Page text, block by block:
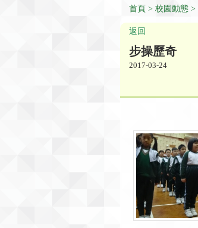
首頁 校園動態
返回
步操歷奇
2017-03-24